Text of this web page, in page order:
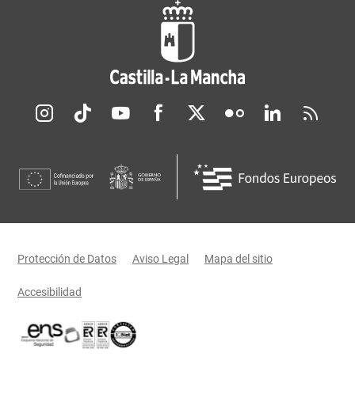
Redes sociales JCCM
Menú legal
Protección de Datos Aviso Legal Mapa del sitio
Accesibilidad